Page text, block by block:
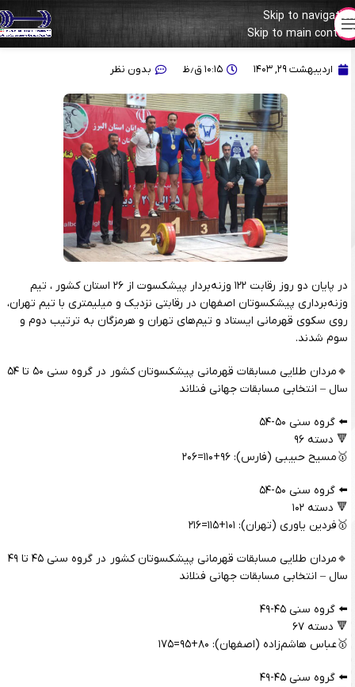
Skip to navigation
Skip to main content
اصفهان قهرمان مسابقات وزنه‌برداری پیشکسوتان کشور شد
اردیبهشت ۲۹, ۱۴۰۳ ۱۰:۱۵ ق٫ظ بدون نظر
در پایان دو‌ روز رقابت ۱۲۲ وزنه‌بردار پیشکسوت از ۲۶ استان کشور ، تیم
وزنه‌برداری پیشکسوتان اصفهان در رقابتی نزدیک و میلیمتری با تیم تهران،
روی سکوی قهرمانی ایستاد و تیم‌های تهران و هرمزگان به ترتیب دوم و
سوم شدند.
🔹مردان طلایی مسابقات قهرمانی پیشکسوتان کشور در گروه سنی ۵۰ تا ۵۴
سال – انتخابی مسابقات جهانی فنلاند
⬅️ گروه سنی ۵۰-۵۴
🔻 دسته ۹۶
🥇مسیح حبیبی (فارس): ۹۶+۱۱۰=۲۰۶
⬅️ گروه سنی ۵۰-۵۴
🔻 دسته ۱۰۲
🥇فردین یاوری (تهران): ۱۰۱+۱۱۵=۲۱۶
🔹مردان طلایی مسابقات قهرمانی پیشکسوتان کشور در گروه سنی ۴۵ تا ۴۹
سال – انتخابی مسابقات جهانی فنلاند
⬅️ گروه سنی ۴۵-۴۹
🔻 دسته ۶۷
🥇عباس هاشم‌زاده (اصفهان): ۸۰+۹۵=۱۷۵
⬅️ گروه سنی ۴۵-۴۹